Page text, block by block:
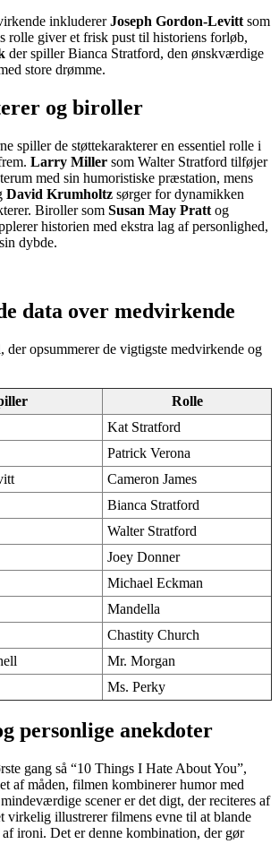
inkludererJoseph Gordon-Levitt som
rolle giver et frisk pust til historiens forløb,
der spiller Bianca Stratford, den ønskværdige
store drømme.
og biroller
spiller de støttekarakterer en essentiel rolle i
Larry Miller som Walter Stratford tilføjer
med sin humoristiske præstation, mens
David Krumholtz sørger for dynamikken
Biroller som Susan May Pratt og
historien med ekstra lag af personlighed,
dybde.
data over medvirkende
der opsummerer de vigtigste medvirkende og
Rolle
Kat Stratford
Patrick Verona
Cameron James
Bianca Stratford
Walter Stratford
Joey Donner
Michael Eckman
Mandella
Chastity Church
Mr. Morgan
Ms. Perky
personlige anekdoter
gang så “10 Things I Hate About You”,
af måden, filmen kombinerer humor med
scener er det digt, der reciteres af
virkelig illustrerer filmens evne til at blande
ironi. Det er denne kombination, der gør